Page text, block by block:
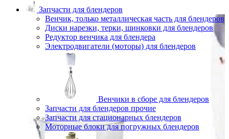
Запчасти для блендеров
Венчик, только металлическая часть для блендеров
Диски нарезки, терки, шинковки для блендеров
Редуктор венчика для блендера
Электродвигатели (моторы) для блендеров
Венчики в сборе для блендеров
Запчасти для блендеров прочие
Запчасти для стационарных блендеров
Моторные блоки для погружных блендеров